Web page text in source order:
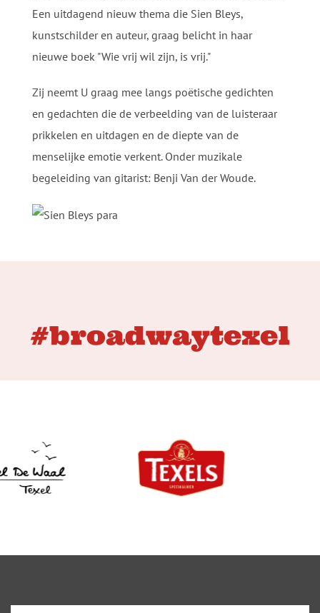
Een uitdagend nieuw thema die Sien Bleys,
kunstschilder en auteur, graag belicht in haar
nieuwe boek "Wie vrij wil zijn, is vrij."
Zij neemt U graag mee langs poëtische gedichten
en gedachten die de verbeelding van de luisteraar
prikkelen en uitdagen en de diepte van de
menselijke emotie verkent. Onder muzikale
begeleiding van gitarist: Benji Van der Woude.
#broadwaytexel